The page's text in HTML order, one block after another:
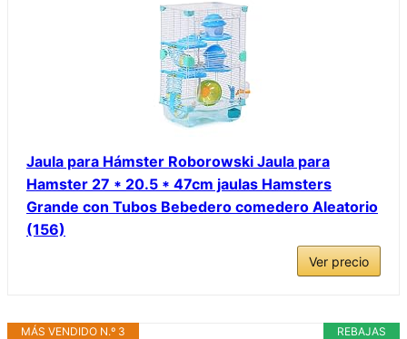
Jaula para Hámster Roborowski Jaula para
Hamster 27 * 20.5 * 47cm jaulas Hamsters
Grande con Tubos Bebedero comedero Aleatorio
(156)
Ver precio
REBAJAS
MÁS VENDIDO N.º 3